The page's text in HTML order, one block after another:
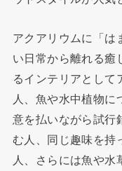
アクアリウムに「は
い日常から離れる癒
るインテリアとして
人、魚や水中植物
意を払いながら試行
む人、同じ趣味を持
人、さらには魚や